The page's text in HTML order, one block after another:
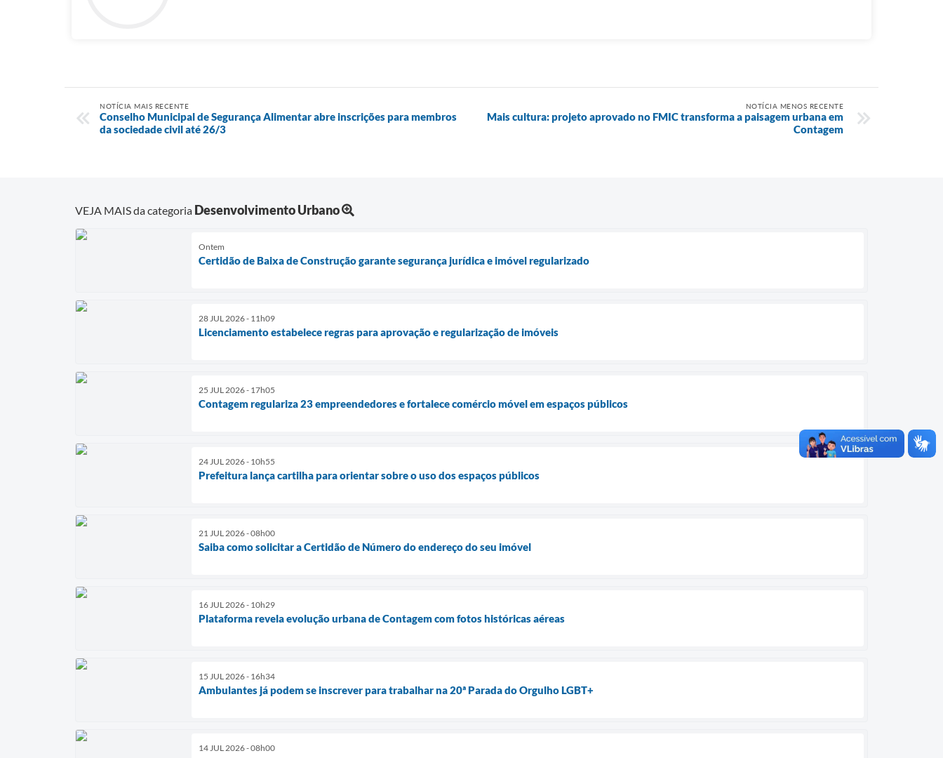
NOTÍCIA MAIS RECENTE
Conselho Municipal de Segurança Alimentar abre inscrições para membros
da sociedade civil até 26/3
NOTÍCIA MENOS RECENTE
Mais cultura: projeto aprovado no FMIC transforma a paisagem urbana em
Contagem
VEJA MAIS da categoria Desenvolvimento Urbano
Ontem
Certidão de Baixa de Construção garante segurança jurídica e imóvel regularizado
28 JUL 2026 - 11h09
Licenciamento estabelece regras para aprovação e regularização de imóveis
25 JUL 2026 - 17h05
Contagem regulariza 23 empreendedores e fortalece comércio móvel em espaços públicos
24 JUL 2026 - 10h55
Prefeitura lança cartilha para orientar sobre o uso dos espaços públicos
21 JUL 2026 - 08h00
Saiba como solicitar a Certidão de Número do endereço do seu imóvel
16 JUL 2026 - 10h29
Plataforma revela evolução urbana de Contagem com fotos históricas aéreas
15 JUL 2026 - 16h34
Ambulantes já podem se inscrever para trabalhar na 20ª Parada do Orgulho LGBT+
14 JUL 2026 - 08h00